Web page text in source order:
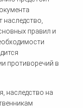
наследство,
правил и
противоречий в
наследство на